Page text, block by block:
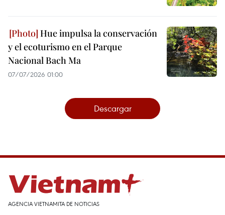
Hue impulsa la conservación
y el ecoturismo en el Parque
Nacional Bach Ma
07/07/2026 01:00
Descargar
AGENCIA VIETNAMITA DE NOTICIAS